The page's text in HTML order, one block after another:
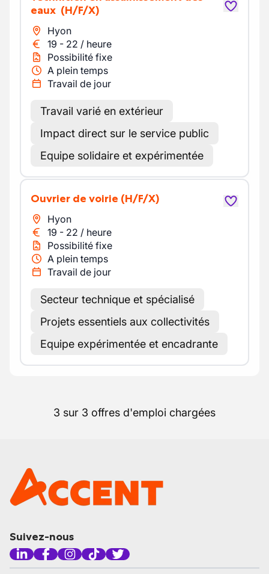
eaux (H/F/X)
Hyon
19 - 22 / heure
Possibilité fixe
A plein temps
Travail de jour
Travail varié en extérieur
Impact direct sur le service public
Equipe solidaire et expérimentée
Ouvrier de voirie (H/F/X)
Hyon
19 - 22 / heure
Possibilité fixe
A plein temps
Travail de jour
Secteur technique et spécialisé
Projets essentiels aux collectivités
Equipe expérimentée et encadrante
3 sur 3 offres d'emploi chargées
Suivez-nous